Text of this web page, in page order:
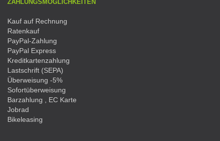
ZAHLUNGSMÖGLICHKEITEN
Kauf auf Rechnung
Ratenkauf
PayPal-Zahlung
PayPal Express
Kreditkartenzahlung
Lastschrift (SEPA)
Überweisung -5%
Sofortüberweisung
Barzahlung , EC Karte
Jobrad
Bikeleasing